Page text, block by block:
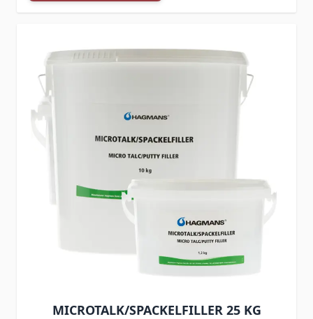
MICROTALK/SPACKELFILLER 25 KG